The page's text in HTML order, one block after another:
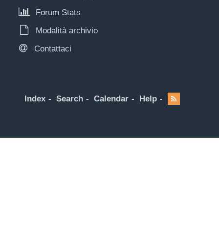
Forum Stats
Modalità archivio
Contattaci
Index Search Calendar Help